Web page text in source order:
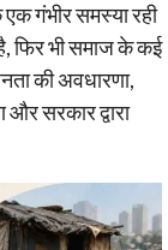
गंभीर समस्या रही
फिर भी समाज के कई
की अवधारणा,
सरकार द्वारा